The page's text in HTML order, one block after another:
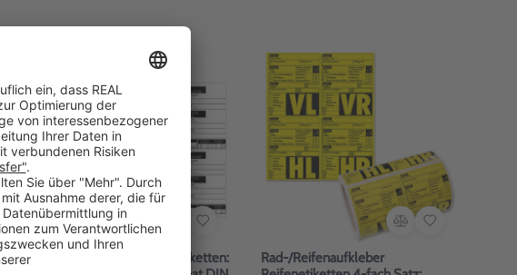
Reifenetiketten Zubehöretiketten:
Rad-/Reifenaufkleber